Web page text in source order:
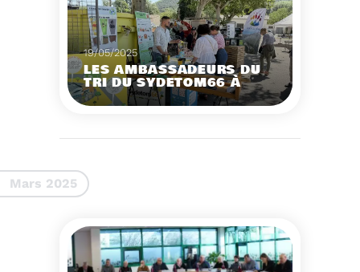
19/05/2025
LES AMBASSADEURS DU
TRI DU SYDETOM66 À
L’ECO FESTIV’ARLES 2025
Mars 2025